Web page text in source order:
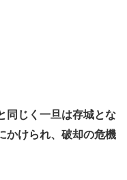
同じく一旦は存城とな
かけられ、破却の危機